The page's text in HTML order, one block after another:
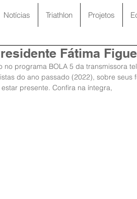
Notícias Triathlon Projetos
Fátima
no programa BOLA 5 da transmissora
do ano passado (2022), sobre seus
presente. Confira na íntegra,